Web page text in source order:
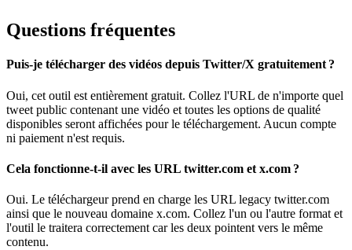
Questions fréquentes
Puis-je télécharger des vidéos depuis Twitter/X gratuitement ?
Oui, cet outil est entièrement gratuit. Collez l'URL de n'importe quel
tweet public contenant une vidéo et toutes les options de qualité
disponibles seront affichées pour le téléchargement. Aucun compte
ni paiement n'est requis.
Cela fonctionne-t-il avec les URL twitter.com et x.com ?
Oui. Le téléchargeur prend en charge les URL legacy twitter.com
ainsi que le nouveau domaine x.com. Collez l'un ou l'autre format et
l'outil le traitera correctement car les deux pointent vers le même
contenu.